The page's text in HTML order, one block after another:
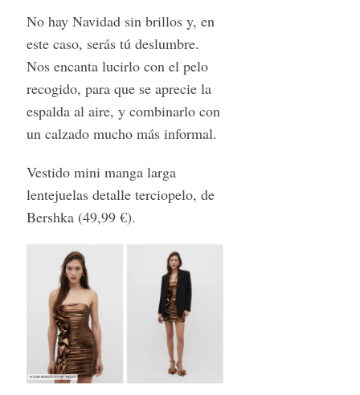
No hay Navidad sin brillos y, en
este caso, serás tú deslumbre.
Nos encanta lucirlo con el pelo
recogido, para que se aprecie la
espalda al aire, y combinarlo con
un calzado mucho más informal.
Vestido mini manga larga
lentejuelas detalle terciopelo, de
Bershka (49,99 €).